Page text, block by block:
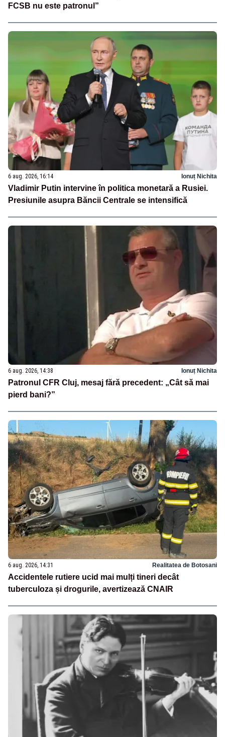
FCSB nu este patronul”
6 aug. 2026, 16:14 Ionuț Nichita
Vladimir Putin intervine în politica monetară a Rusiei.
Presiunile asupra Băncii Centrale se intensifică
6 aug. 2026, 14:38 Ionuț Nichita
Patronul CFR Cluj, mesaj fără precedent: „Cât să mai
pierd bani?”
6 aug. 2026, 14:31 Realitatea de Botosani
Accidentele rutiere ucid mai mulți tineri decât
tuberculoza și drogurile, avertizează CNAIR